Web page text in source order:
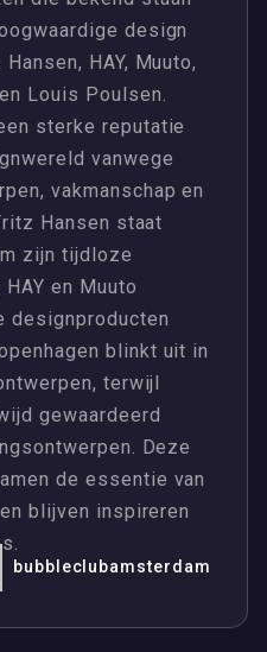
design
HAY, Muuto,
Louis Poulsen.
sterke reputatie
vanwege
vakmanschap en
Hansen staat
zijn tijdloze
en Muuto
designproducten
blinkt uit in
terwijl
gewaardeerd
Deze
de essentie van
blijven inspireren
bubbleclubamsterdam